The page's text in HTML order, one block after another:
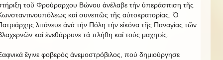
τοῦ Φρούραρχου Βώνου ἀνέλαβε τήν ὑπεράσπιση τῆς
καί συνεπῶς τῆς αὐτοκρατορίας. Ὁ
λιτάνευε ἀνά τήν Πόλη τήν εἰκόνα τῆς Παναγίας τῶν
καί ἐνεθάρρυνε τά πλήθη καί τούς μαχητές.
ἔγινε φοβερός ἀνεμοστρόβιλος, πού δημιούργησε